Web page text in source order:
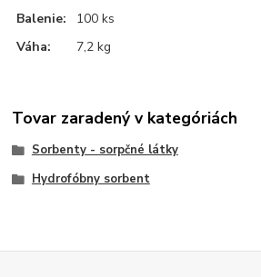
Balenie:
100 ks
Váha:
7,2 kg
Tovar zaradený v kategóriách
Sorbenty - sorpčné látky
Hydrofóbny sorbent